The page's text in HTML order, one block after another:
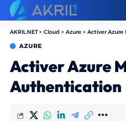
AKRIL.NET> Cloud > Azure > Activer Azure
AZURE
Activer Azure
Authentication